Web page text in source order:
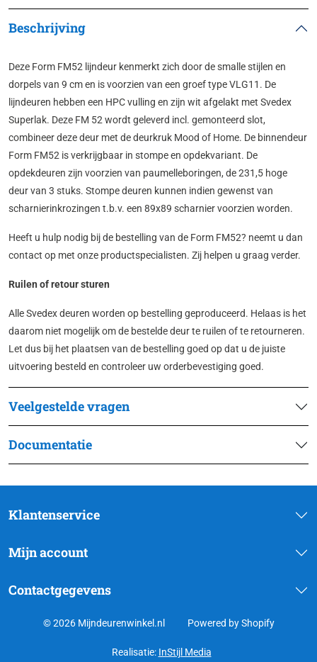
Beschrijving
Deze Form FM52 lijndeur kenmerkt zich door de smalle stijlen en
dorpels van 9 cm en is voorzien van een groef type VLG11. De
lijndeuren hebben een HPC vulling en zijn wit afgelakt met Svedex
Superlak. Deze FM 52 wordt geleverd incl. gemonteerd slot,
combineer deze deur met de deurkruk Mood of Home. De binnendeur
Form FM52 is verkrijgbaar in stompe en opdekvariant. De
opdekdeuren zijn voorzien van paumelleboringen, de 231,5 hoge
deur van 3 stuks. Stompe deuren kunnen indien gewenst van
scharnierinkrozingen t.b.v. een 89x89 scharnier voorzien worden.
Heeft u hulp nodig bij de bestelling van de Form FM52? neemt u dan
contact op met onze productspecialisten. Zij helpen u graag verder.
Ruilen of retour sturen
Alle Svedex deuren worden op bestelling geproduceerd. Helaas is het
daarom niet mogelijk om de bestelde deur te ruilen of te retourneren.
Let dus bij het plaatsen van de bestelling goed op dat u de juiste
uitvoering besteld en controleer uw orderbevestiging goed.
Veelgestelde vragen
Documentatie
Klantenservice
Mijn account
Contactgegevens
© 2026 Mijndeurenwinkel.nl Powered by Shopify
Realisatie: InStijl Media